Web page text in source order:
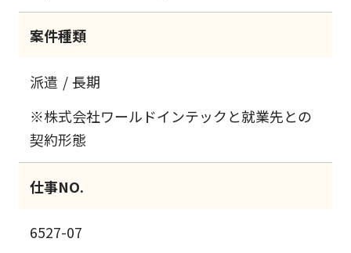
案件種類
派遣
長期
※株式会社ワールドインテックと就業先との
契約形態
仕事NO.
6527-07